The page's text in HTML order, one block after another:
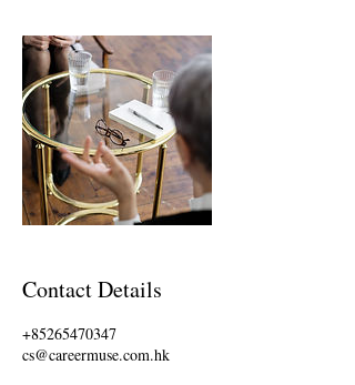
Contact Details
+85265470347
cs@careermuse.com.hk